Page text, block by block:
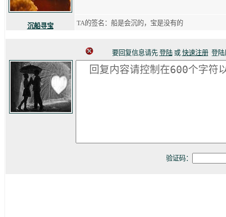
沉船寻宝 TA的签名：船是会沉的，宝是没有的
要回复信息请先 登陆或 快速注册登陆
验证码：